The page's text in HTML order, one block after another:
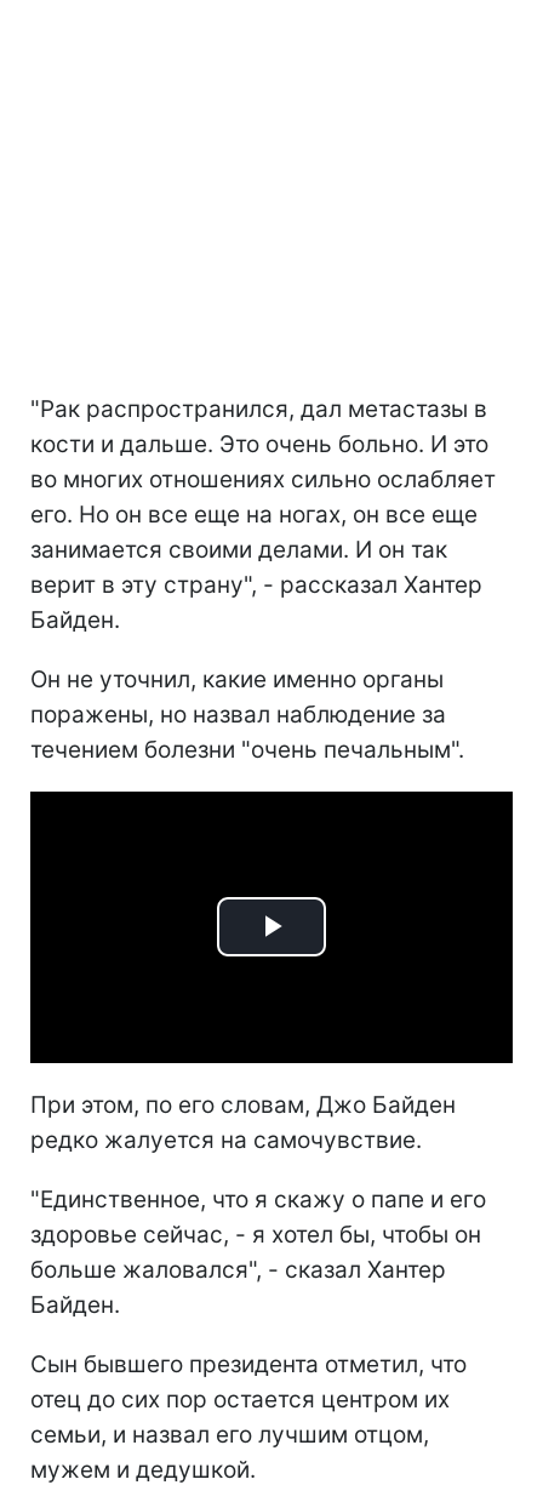
"Рак распространился, дал метастазы в
кости и дальше. Это очень больно. И это
во многих отношениях сильно ослабляет
его. Но он все еще на ногах, он все еще
занимается своими делами. И он так
верит в эту страну", - рассказал Хантер
Байден.
Он не уточнил, какие именно органы
поражены, но назвал наблюдение за
течением болезни "очень печальным".
Play
При этом, по его словам, Джо Байден
редко жалуется на самочувствие.
"Единственное, что я скажу о папе и его
здоровье сейчас, - я хотел бы, чтобы он
больше жаловался", - сказал Хантер
Байден.
Сын бывшего президента отметил, что
отец до сих пор остается центром их
семьи, и назвал его лучшим отцом,
мужем и дедушкой.